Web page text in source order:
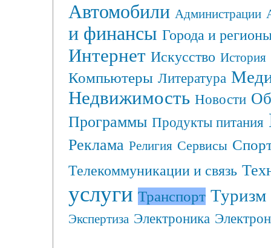
Автомобили Администрации
и финансы Города и
Интернет Искусство История
Компьютеры Литература
Недвижимость Новости
Программы Продукты питания
Реклама Религия Сервисы
Телекоммуникации и связь
услуги Транспорт Туризм
Экспертиза Электроника